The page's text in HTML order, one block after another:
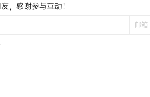
，感谢参与互动！